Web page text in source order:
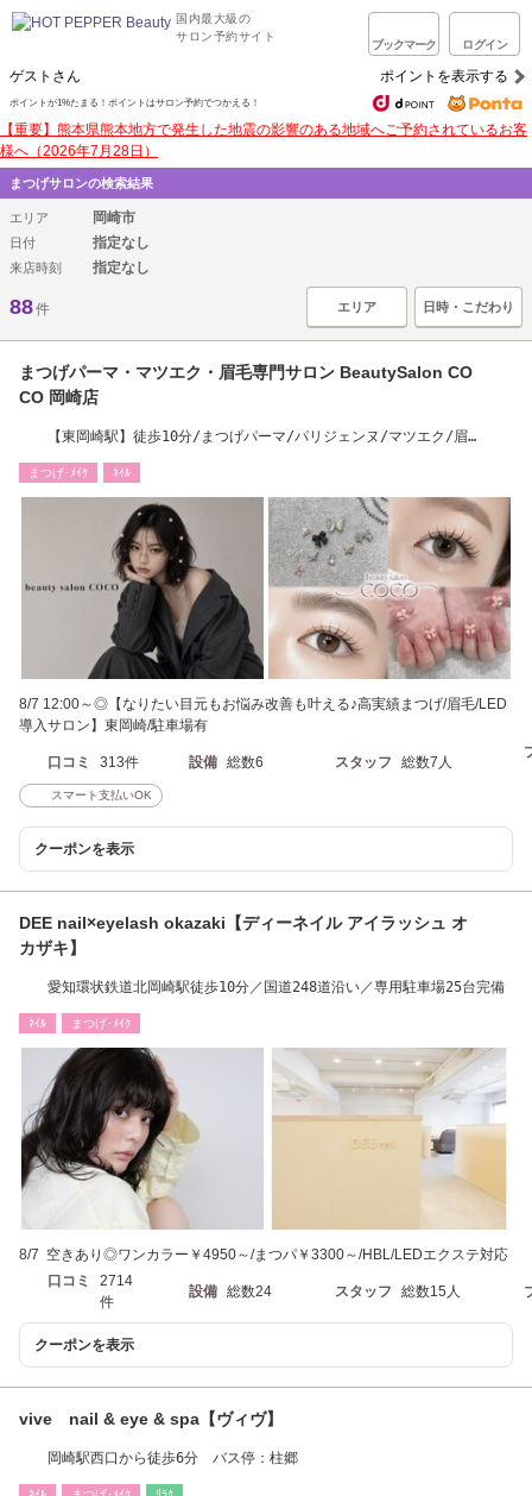
国内最大級の
サロン予約サイト
ブックマーク ログイン
ゲストさん ポイントを表示する
ポイントが1%たまる！ポイントはサロン予約でつかえる！
【重要】熊本県熊本地方で発生した地震の影響のある地域へご予約されているお客
様へ（2026年7月28日）
まつげサロンの検索結果
エリア 岡崎市
日付 指定なし
来店時刻 指定なし
88件 エリア 日時・こだわり
まつげパーマ・マツエク・眉毛専門サロン BeautySalon CO
CO 岡崎店
【東岡崎駅】徒歩10分/まつげパーマ/パリジェンヌ/マツエク/眉
まつげ･ﾒｲｸ ﾈｲﾙ
8/7 12:00～◎【なりたい目元もお悩み改善も叶える♪高実績まつげ/眉毛/LED
導入サロン】東岡崎/駐車場有
口コミ 313件 設備 総数6 スタッフ 総数7人
スマート支払いOK
クーポンを表示
DEE nail×eyelash okazaki【ディーネイル アイラッシュ オ
カザキ】
愛知環状鉄道北岡崎駅徒歩10分／国道248道沿い／専用駐車場25台完備
ﾈｲﾙ まつげ･ﾒｲｸ
8/7 空きあり◎ワンカラー￥4950～/まつパ￥3300～/HBL/LEDエクステ対応
口コミ
2714
件
設備 総数24 スタッフ 総数15人
クーポンを表示
vive nail & eye & spa【ヴィヴ】
岡崎駅西口から徒歩6分 バス停：柱郷